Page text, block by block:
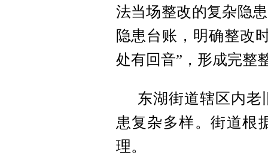
法当场整改的复杂隐
隐患台账，明确整改
处有回音”，形成完整
东湖街道辖区内
患复杂多样。街道根
理。